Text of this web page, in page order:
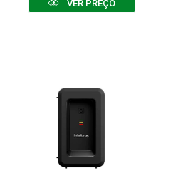
VER PREÇO